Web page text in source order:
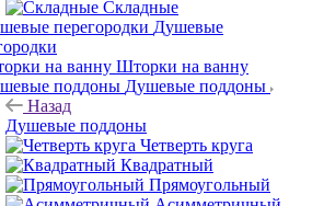
Складные
Душевые
Шторки на ванну
Душевые поддоны
Назад
Душевые поддоны
Четверть круга
Квадратный
Прямоугольный